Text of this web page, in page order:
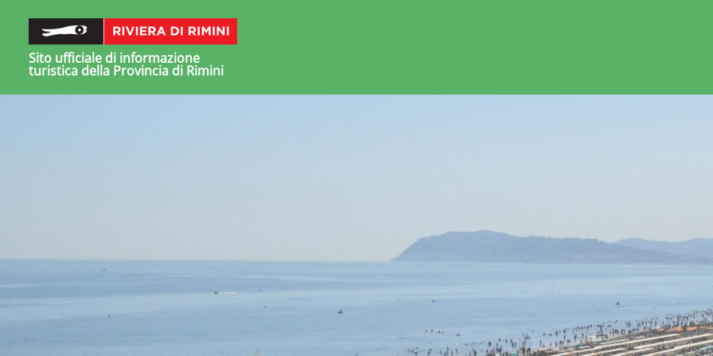
Sito ufficiale di informazione
turistica della Provincia di Rimini